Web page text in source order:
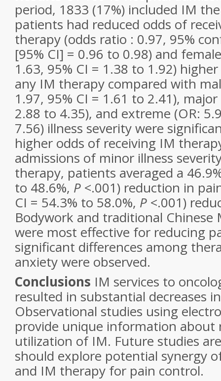
period, 1833 (17%) included IM
patients had reduced odds of
therapy (odds ratio : 0.97, 95%
[95% CI] = 0.96 to 0.98) and
1.63, 95% CI = 1.38 to 1.92)
any IM therapy compared with
1.97, 95% CI = 1.61 to 2.41),
2.88 to 4.35), and extreme (OR:
7.56) illness severity were
higher odds of receiving IM
admissions of minor illness
therapy, patients averaged a
to 48.6%, P <.001) reduction in
CI = 54.3% to 58.0%, P <.001)
Bodywork and traditional Chinese
were most effective for reducing
significant differences among
anxiety were observed.
Conclusions IM services to
resulted in substantial decreases
Observational studies using
provide unique information about
utilization of IM. Future studies
should explore potential synergy
and IM therapy for pain control.